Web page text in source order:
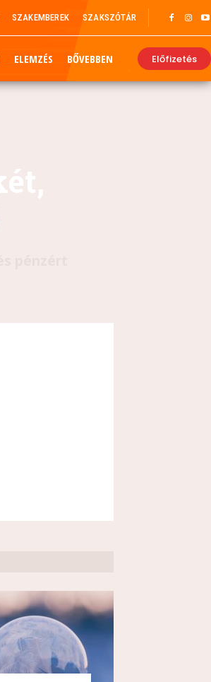
SZAKEMBEREK SZAKSZÓTÁR
ELEMZÉS BŐVEBBEN Előfizetés